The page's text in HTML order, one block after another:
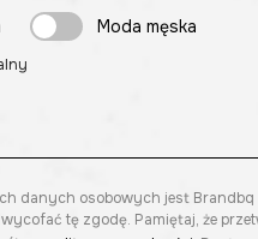
Moda męska
danych osobowych jest Brandbq
tę zgodę. Pamiętaj, że